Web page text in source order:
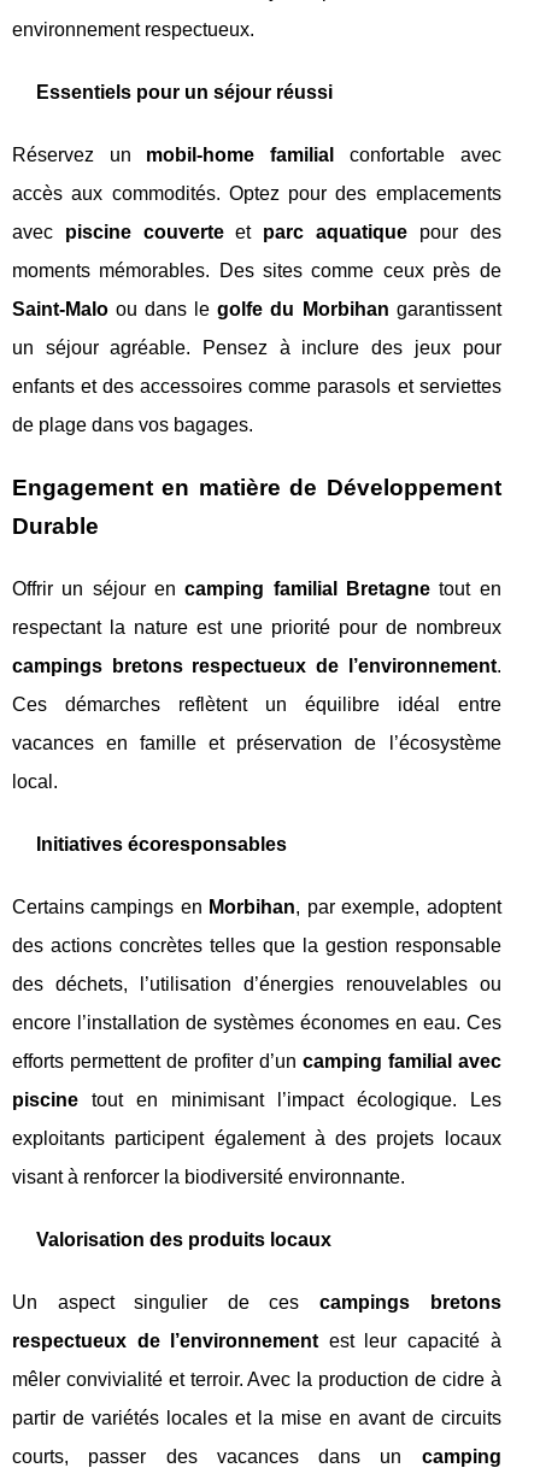
environnement respectueux.
Essentiels pour un séjour réussi
Réservez un mobil-home familial
confortable avec
accès aux commodités. Optez pour des emplacements
avec piscine couverteet parc aquatique pour des
moments mémorables. Des sites comme ceux près de
Saint-Malo ou dans legolfe du Morbihan garantissent
un séjour agréable. Pensez à inclure des jeux pour
enfants et des accessoires comme parasols et serviettes
de plage dans vos bagages.
Engagement en matière de Développement
Durable
Offrir un séjour encamping familial Bretagnetout en
respectant la nature est une priorité pour de nombreux
campings bretons respectueux de l’environnement.
Ces démarches reflètent un équilibre idéal entre
vacances en famille et préservation de l’écosystème
local.
Initiatives écoresponsables
Certains campings en Morbihan, par exemple, adoptent
des actions concrètes telles que la gestion responsable
des déchets, l’utilisation d’énergies renouvelables ou
encore l’installation de systèmes économes en eau. Ces
efforts permettent de profiter d’un camping familial avec
piscine tout en minimisant l’impact écologique. Les
exploitants participent également à des projets locaux
visant à renforcer la biodiversité environnante.
Valorisation des produits locaux
Un aspect singulier de ces campings bretons
respectueux de l’environnement est leur capacité à
mêler convivialité et terroir. Avec la production de cidre à
partir de variétés locales et la mise en avant de circuits
courts, passer des vacances dans un camping